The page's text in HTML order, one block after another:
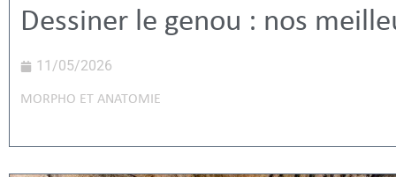
Dessiner le genou : nos
11/05/2026
MORPHO ET ANATOMIE